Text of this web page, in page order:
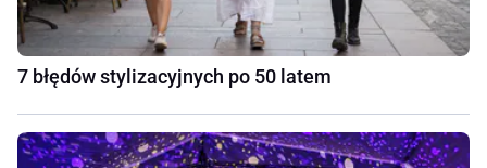
7 błędów stylizacyjnych po 50 latem